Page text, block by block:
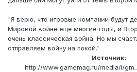
"Я верю, что игровые компании будут
Мировой войне ещё многие годы, и
очень классическая война. Но мы
отправляем войну на покой."
Источник:
http://www.gamemag.ru/media/i/